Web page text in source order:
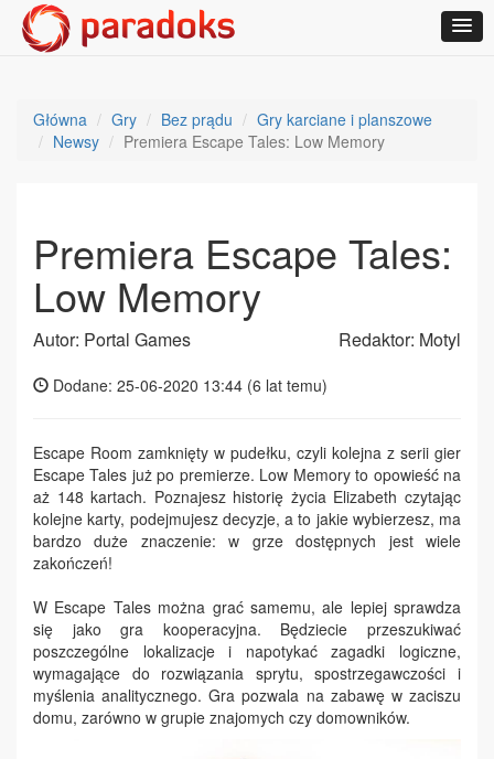
Główna Gry Bez prądu
Gry karciane i planszowe
Newsy
Premiera Escape Tales: Low Memory
Premiera Escape Tales:
Low Memory
Autor: Portal Games Redaktor: Motyl
Dodane: 25-06-2020 13:44 (6 lat temu)
Escape Room zamknięty w pudełku, czyli kolejna z serii gier
Escape Tales już po premierze. Low Memory to opowieść na
aż 148 kartach. Poznajesz historię życia Elizabeth czytając
kolejne karty, podejmujesz decyzje, a to jakie wybierzesz, ma
bardzo duże znaczenie: w grze dostępnych jest wiele
zakończeń!
W Escape Tales można grać samemu, ale lepiej sprawdza
się jako gra kooperacyjna. Będziecie przeszukiwać
poszczególne lokalizacje i napotykać zagadki logiczne,
wymagające do rozwiązania sprytu, spostrzegawczości i
myślenia analitycznego. Gra pozwala na zabawę w zaciszu
domu, zarówno w grupie znajomych czy domowników.